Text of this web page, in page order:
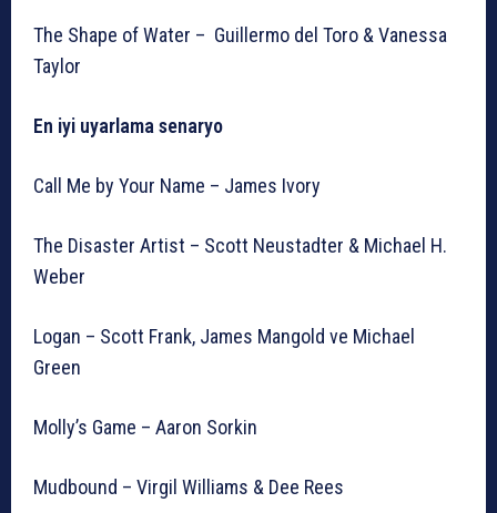
The Shape of Water – Guillermo del Toro & Vanessa
Taylor
En iyi uyarlama senaryo
Call Me by Your Name – James Ivory
The Disaster Artist – Scott Neustadter & Michael H.
Weber
Logan – Scott Frank, James Mangold ve Michael
Green
Molly’s Game – Aaron Sorkin
Mudbound – Virgil Williams & Dee Rees